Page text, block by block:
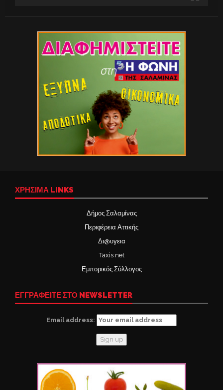
ΧΡΉΣΙΜΑ LINKS
Δήμος Σαλαμίνας
Περιφέρεια Αττικής
Δι@υγεια
Taxis net
Εμπορικός Σύλλογος
ΕΓΓΡΑΦΕΙΤΕ ΣΤΟ NEWSLETTER
Email address: